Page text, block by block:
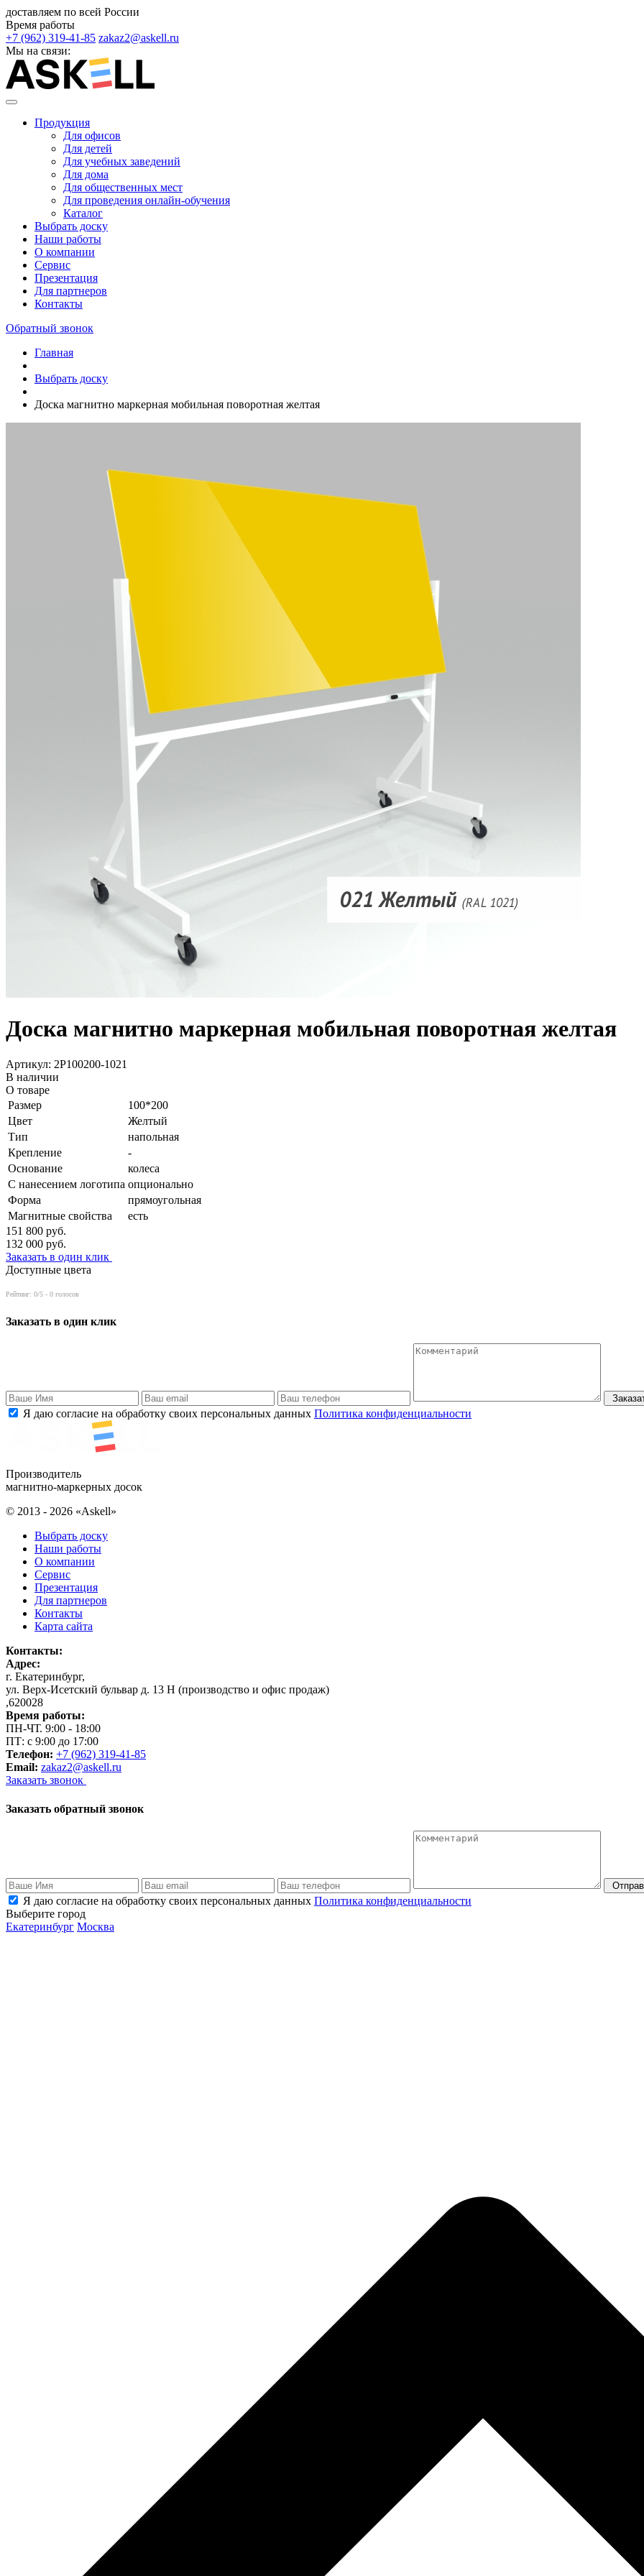
доставляем по всей России
Время работы
+7 (962) 319-41-85 zakaz2@askell.ru
Мы на связи:
Продукция
Для офисов
Для детей
Для учебных заведений
Для дома
Для общественных мест
Для проведения онлайн-обучения
Каталог
Выбрать доску
Наши работы
О компании
Сервис
Презентация
Для партнеров
Контакты
Обратный звонок
Главная
Выбрать доску
Доска магнитно маркерная мобильная поворотная желтая
Доска магнитно маркерная мобильная поворотная желтая
Артикул: 2P100200-1021
В наличии
О товаре
Размер
100*200
Цвет
Желтый
Тип
напольная
Крепление
-
Основание
колеса
С нанесением логотипа опционально
Форма
прямоугольная
Магнитные свойства
есть
151 800 руб.
132 000 руб.
Заказать в один клик
Доступные цвета
Рейтинг: 0/5 - 0 голосов
Заказать в один клик
Я даю согласие на обработку своих персональных данных Политика конфиденциальности
Производитель
магнитно-маркерных досок
© 2013 - 2026 «Askell»
Выбрать доску
Наши работы
О компании
Сервис
Презентация
Для партнеров
Контакты
Карта сайта
Контакты:
Адрес:
г. Екатеринбург,
ул. Верх-Исетский бульвар д. 13 Н (производство и офис продаж)
,620028
Время работы:
ПН-ЧТ. 9:00 - 18:00
ПТ: с 9:00 до 17:00
Телефон: +7 (962) 319-41-85
Email: zakaz2@askell.ru
Заказать звонок
Заказать обратный звонок
Я даю согласие на обработку своих персональных данных Политика конфиденциальности
Выберите город
Екатеринбург Москва